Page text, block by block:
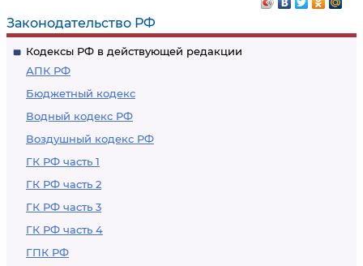
Законодательство РФ
Кодексы РФ в действующей редакции
АПК РФ
Бюджетный кодекс
Водный кодекс РФ
Воздушный кодекс РФ
ГК РФ часть 1
ГК РФ часть 2
ГК РФ часть 3
ГК РФ часть 4
ГПК РФ